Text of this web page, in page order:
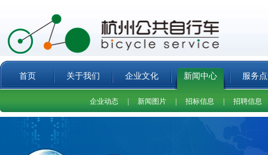
首页 关于我们 企业文化 新闻中心 服务
企业动态 新闻图片 招标信息 招聘信息